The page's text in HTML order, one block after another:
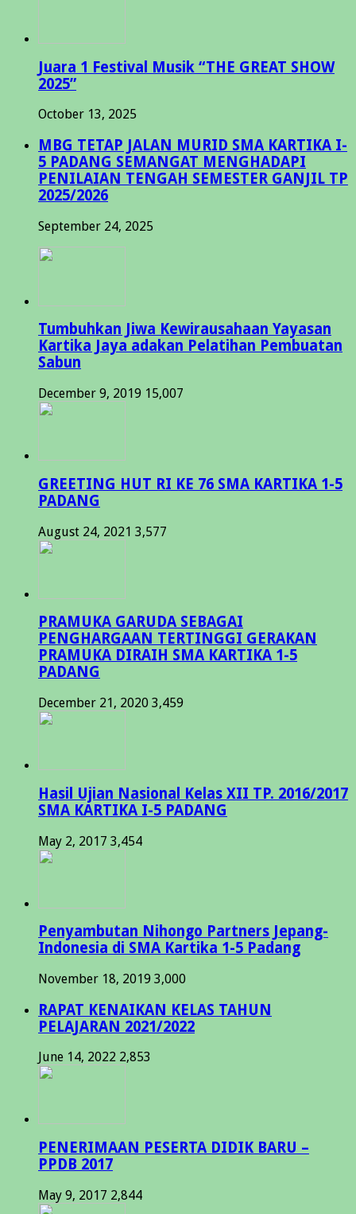
Juara 1 Festival Musik “THE GREAT SHOW
2025”
October 13, 2025
MBG TETAP JALAN MURID SMA KARTIKA I-
5 PADANG SEMANGAT MENGHADAPI
PENILAIAN TENGAH SEMESTER GANJIL TP
2025/2026
September 24, 2025
Tumbuhkan Jiwa Kewirausahaan Yayasan
Kartika Jaya adakan Pelatihan Pembuatan
Sabun
December 9, 2019 15,007
GREETING HUT RI KE 76 SMA KARTIKA 1-5
PADANG
August 24, 2021 3,577
PRAMUKA GARUDA SEBAGAI
PENGHARGAAN TERTINGGI GERAKAN
PRAMUKA DIRAIH SMA KARTIKA 1-5
PADANG
December 21, 2020 3,459
Hasil Ujian Nasional Kelas XII TP. 2016/2017
SMA KARTIKA I-5 PADANG
May 2, 2017 3,454
Penyambutan Nihongo Partners Jepang-
Indonesia di SMA Kartika 1-5 Padang
November 18, 2019 3,000
RAPAT KENAIKAN KELAS TAHUN
PELAJARAN 2021/2022
June 14, 2022 2,853
PENERIMAAN PESERTA DIDIK BARU –
PPDB 2017
May 9, 2017 2,844